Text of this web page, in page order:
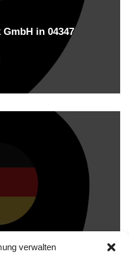
verwalten
in 04347